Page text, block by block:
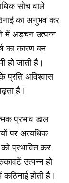
सोच वाले
का अनुभव कर
में अड़चन उत्पन्न
का कारण बन
हो जाती है।
प्रति अविश्वास
है।
प्रभाव डाल
पर अत्यधिक
को प्रभावित कर
उत्पन्न हो
होती है।